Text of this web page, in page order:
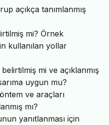
açıkça tanımlanmış
mi? Örnek
kullanılan yollar
mi ve açıklanmış
uygun mu?
ve araçları
mı?
yanıtlanması için